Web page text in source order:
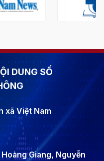
DUNG SỐ
xã Việt Nam
Giang, Nguyễn